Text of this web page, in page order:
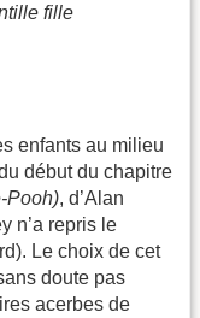
fille
enfants au milieu
début du chapitre
Pooh), d’Alan
n’a repris le
Le choix de cet
doute pas
acerbes de